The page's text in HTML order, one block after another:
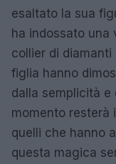
esaltato la sua
ha indossato una
collier di
figlia hanno
dalla semplicità e
momento resterà
quelli che hanno
questa magica